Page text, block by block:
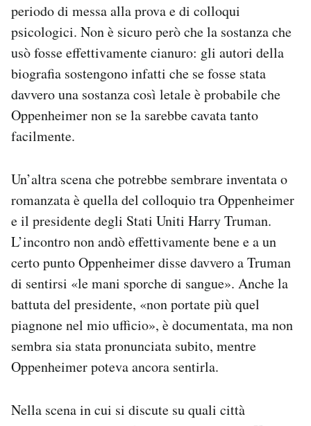
periodo di messa alla prova e di colloqui
psicologici. Non è sicuro però che la sostanza che
usò fosse effettivamente cianuro: gli autori della
biografia sostengono infatti che se fosse stata
davvero una sostanza così letale è probabile che
Oppenheimer non se la sarebbe cavata tanto
facilmente.
Un’altra scena che potrebbe sembrare inventata o
romanzata è quella del colloquio tra Oppenheimer
e il presidente degli Stati Uniti Harry Truman.
L’incontro non andò effettivamente bene e a un
certo punto Oppenheimer disse davvero a Truman
di sentirsi «le mani sporche di sangue». Anche la
battuta del presidente, «non portate più quel
piagnone nel mio ufficio», è documentata, ma non
sembra sia stata pronunciata subito, mentre
Oppenheimer poteva ancora sentirla.
Nella scena in cui si discute su quali città